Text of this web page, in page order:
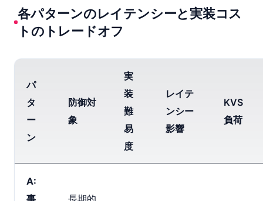
各パターンのレイテンシーと実装コス
トのトレードオフ
パ
タ
ー
ン
防御対
象
実
装
難
易
度
レイテ
ンシー
影響
KVS
負荷
A:
事
長期的